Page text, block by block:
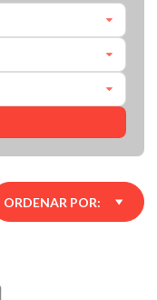
ORDENAR POR: